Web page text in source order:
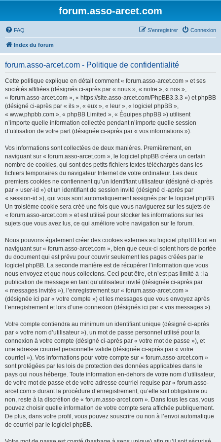
forum.asso-arcet.com
FAQ Connexion
S’enregistrer
Index du forum
forum.asso-arcet.com - Politique de confidentialité
Cette politique explique en détail comment « forum.asso-arcet.com » et ses
sociétés affiliées (désignés ci-après par « nous », « notre », « nos »,
« forum.asso-arcet.com », « https://site.asso-arcet.com/PhpBB3.3.3 ») et phpBB
(désigné ci-après par « ils », « eux », « leur », « logiciel phpBB »,
« www.phpbb.com », « phpBB Limited », « Équipes phpBB ») utilisent
n’importe quelle information collectée pendant n’importe quelle session
d’utilisation de votre part (désignée ci-après par « vos informations »).
Vos informations sont collectées de deux manières. Premièrement, en
naviguant sur « forum.asso-arcet.com », le logiciel phpBB créera un certain
nombre de cookies, qui sont des petits fichiers textes téléchargés dans les
fichiers temporaires du navigateur Internet de votre ordinateur. Les deux
premiers cookies ne contiennent qu’un identifiant utilisateur (désigné ci-après
par « user-id ») et un identifiant de session invité (désigné ci-après par
« session-id »), qui vous sont automatiquement assignés par le logiciel phpBB.
Un troisième cookie sera créé une fois que vous naviguerez sur les sujets de
« forum.asso-arcet.com » et est utilisé pour stocker les informations sur les
sujets que vous avez lus, ce qui améliore votre navigation sur le forum.
Nous pouvons également créer des cookies externes au logiciel phpBB tout en
naviguant sur « forum.asso-arcet.com », bien que ceux-ci soient hors de portée
du document qui est prévu pour couvrir seulement les pages créées par le
logiciel phpBB. La seconde manière est de récupérer l’information que vous
nous envoyez et que nous collectons. Ceci peut être, et n’est pas limité à : la
publication de message en tant qu’utilisateur invité (désignée ci-après par
« messages invités »), l’enregistrement sur « forum.asso-arcet.com »
(désignée ici par « votre compte ») et les messages que vous envoyez après
l’enregistrement et lors d’une connexion (désignés ici par « vos messages »).
Votre compte contiendra au minimum un identifiant unique (désigné ci-après
par « votre nom d’utilisateur »), un mot de passe personnel utilisé pour la
connexion à votre compte (désigné ci-après par « votre mot de passe »), et
une adresse courriel personnelle valide (désignée ci-après par « votre
courriel »). Vos informations pour votre compte sur « forum.asso-arcet.com »
sont protégées par les lois de protection des données applicables dans le
pays qui nous héberge. Toute information en-dehors de votre nom d’utilisateur,
de votre mot de passe et de votre adresse courriel requise par « forum.asso-
arcet.com » durant la procédure d’enregistrement, qu’elle soit obligatoire ou
non, reste à la discrétion de « forum.asso-arcet.com ». Dans tous les cas, vous
pouvez choisir quelle information de votre compte sera affichée publiquement.
De plus, dans votre profil, vous pouvez souscrire ou non à l’envoi automatique
de courriel par le logiciel phpBB.